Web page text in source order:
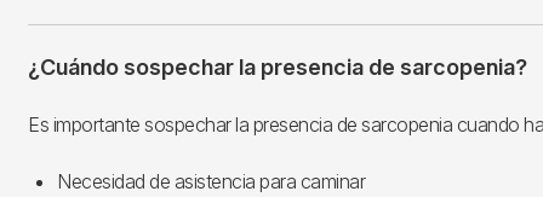
¿Cuándo sospechar la presencia de sarcopenia?
Es importante sospechar la presencia de sarcopenia cuando
Necesidad de asistencia para caminar